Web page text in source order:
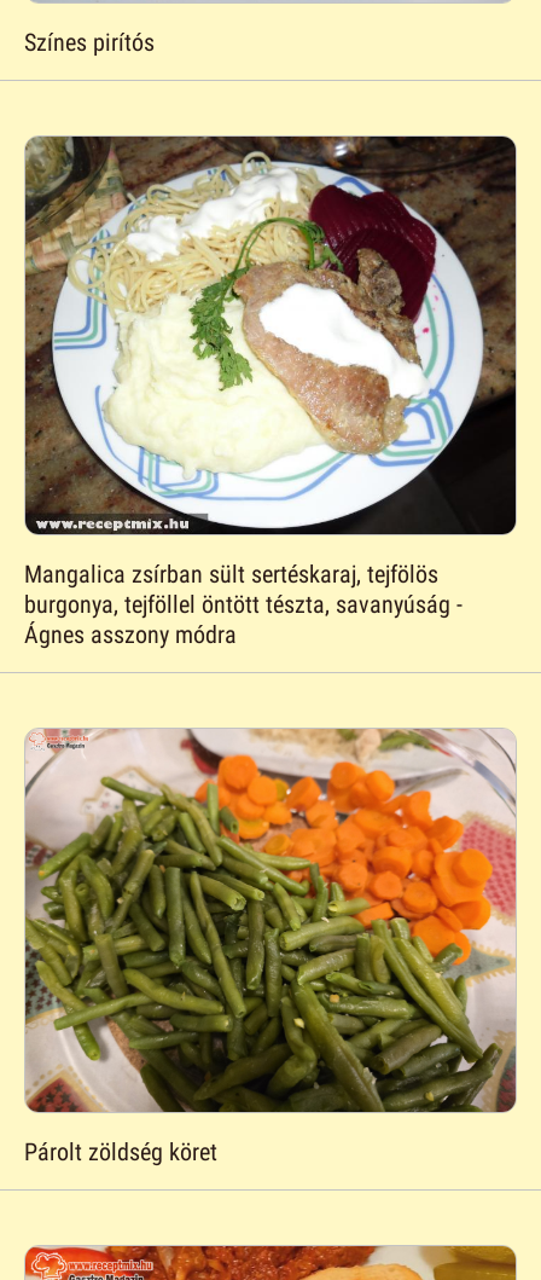
Színes pirítós
Mangalica zsírban sült sertéskaraj, tejfölös
burgonya, tejföllel öntött tészta, savanyúság -
Ágnes asszony módra
Párolt zöldség köret